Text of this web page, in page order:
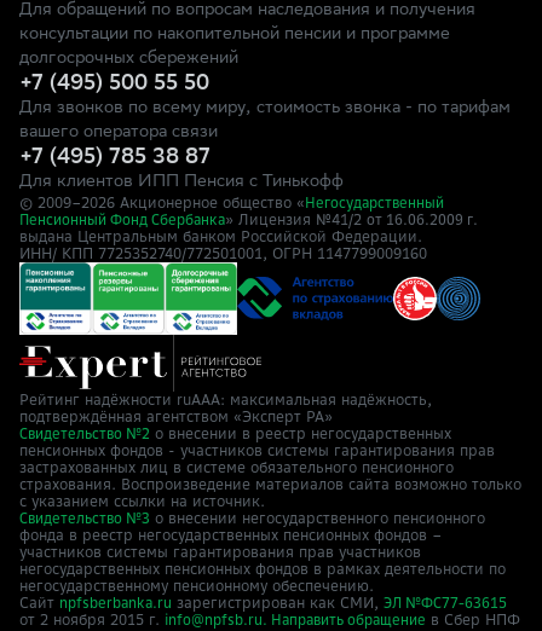
Для обращений по вопросам наследования и получения
консультации по накопительной пенсии и программе
долгосрочных сбережений
+7 (495) 500 55 50
Для звонков по всему миру, стоимость звонка - по тарифам
вашего оператора связи
+7 (495) 785 38 87
Для клиентов ИПП Пенсия с Тинькофф
© 2009–2026 Акционерное общество « Негосударственный
Пенсионный Фонд Сбербанка» Лицензия №41/2 от 16.06.2009 г.
выдана Центральным банком Российской Федерации.
ИНН/ КПП 7725352740/772501001, ОГРН 1147799009160
Рейтинг надёжности ruAAA: максимальная надёжность,
подтверждённая агентством «Эксперт РА»
Свидетельство №2 о внесении в реестр негосударственных
пенсионных фондов - участников системы гарантирования прав
застрахованных лиц в системе обязательного пенсионного
страхования. Воспроизведение материалов сайта возможно только
с указанием ссылки на источник.
Свидетельство №3 о внесении негосударственного пенсионного
фонда в реестр негосударственных пенсионных фондов –
участников системы гарантирования прав участников
негосударственных пенсионных фондов в рамках деятельности по
негосударственному пенсионному обеспечению.
Сайт npfsberbanka.ru зарегистрирован как СМИ, ЭЛ №ФС77-63615
от 2 ноября 2015 г. info@npfsb.ru. Направить обращение в Cбер НПФ